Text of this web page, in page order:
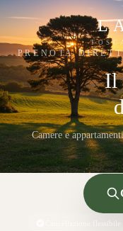
PRENOTA
Il
Camere e
Cancellazione flessibile